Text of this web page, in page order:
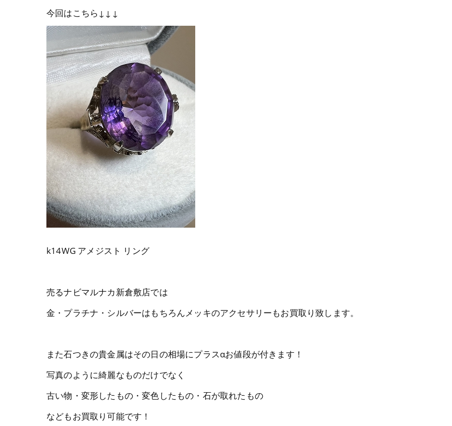
今回はこちら↓↓↓
k14WG アメジスト リング
売るナビマルナカ新倉敷店では
金・プラチナ・シルバーはもちろんメッキのアクセサリーもお買取り致します。
また石つきの貴金属はその日の相場にプラスαお値段が付きます！
写真のように綺麗なものだけでなく
古い物・変形したもの・変色したもの・石が取れたもの
などもお買取り可能です！